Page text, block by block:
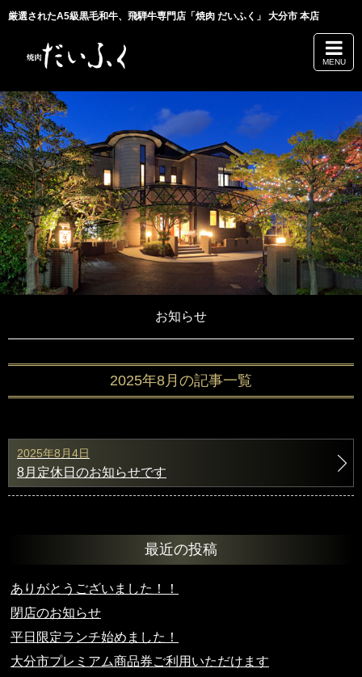
厳選されたA5級黒毛和牛、飛騨牛専門店「焼肉 だいふく」 大分市 本店
MENU
お知らせ
2025年8月の記事一覧
2025年8月4日
8月定休日のお知らせです
最近の投稿
ありがとうございました！！
閉店のお知らせ
平日限定ランチ始めました！
大分市プレミアム商品券ご利用いただけます